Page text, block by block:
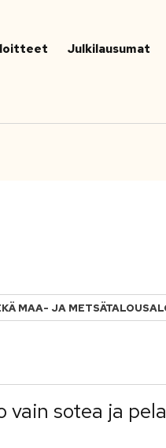
Julkilausumat
MAA- JA
vain sotea ja